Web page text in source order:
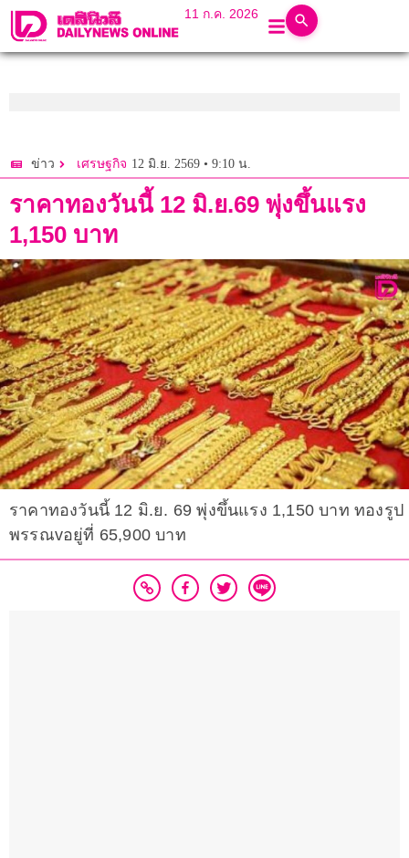
11 ก.ค. 2026
ข่าว เศรษฐกิจ 12 มิ.ย. 2569 • 9:10 น.
ราคาทองวันนี้ 12 มิ.ย.69 พุ่งขึ้นแรง
1,150 บาท
ราคาทองวันนี้ 12 มิ.ย. 69 พุ่งขึ้นแรง 1,150 บาท ทองรูป
พรรณvอยู่ที่ 65,900 บาท